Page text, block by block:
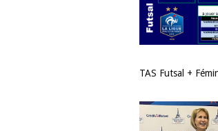
TAS Futsal +